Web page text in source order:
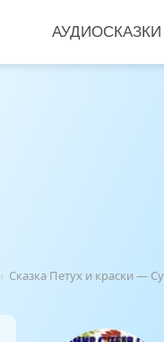
АУДИОСКАЗКИ
› Сказка Петух и краски —